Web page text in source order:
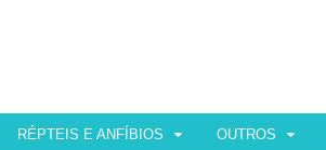
RÉPTEIS E ANFÍBIOS OUTROS